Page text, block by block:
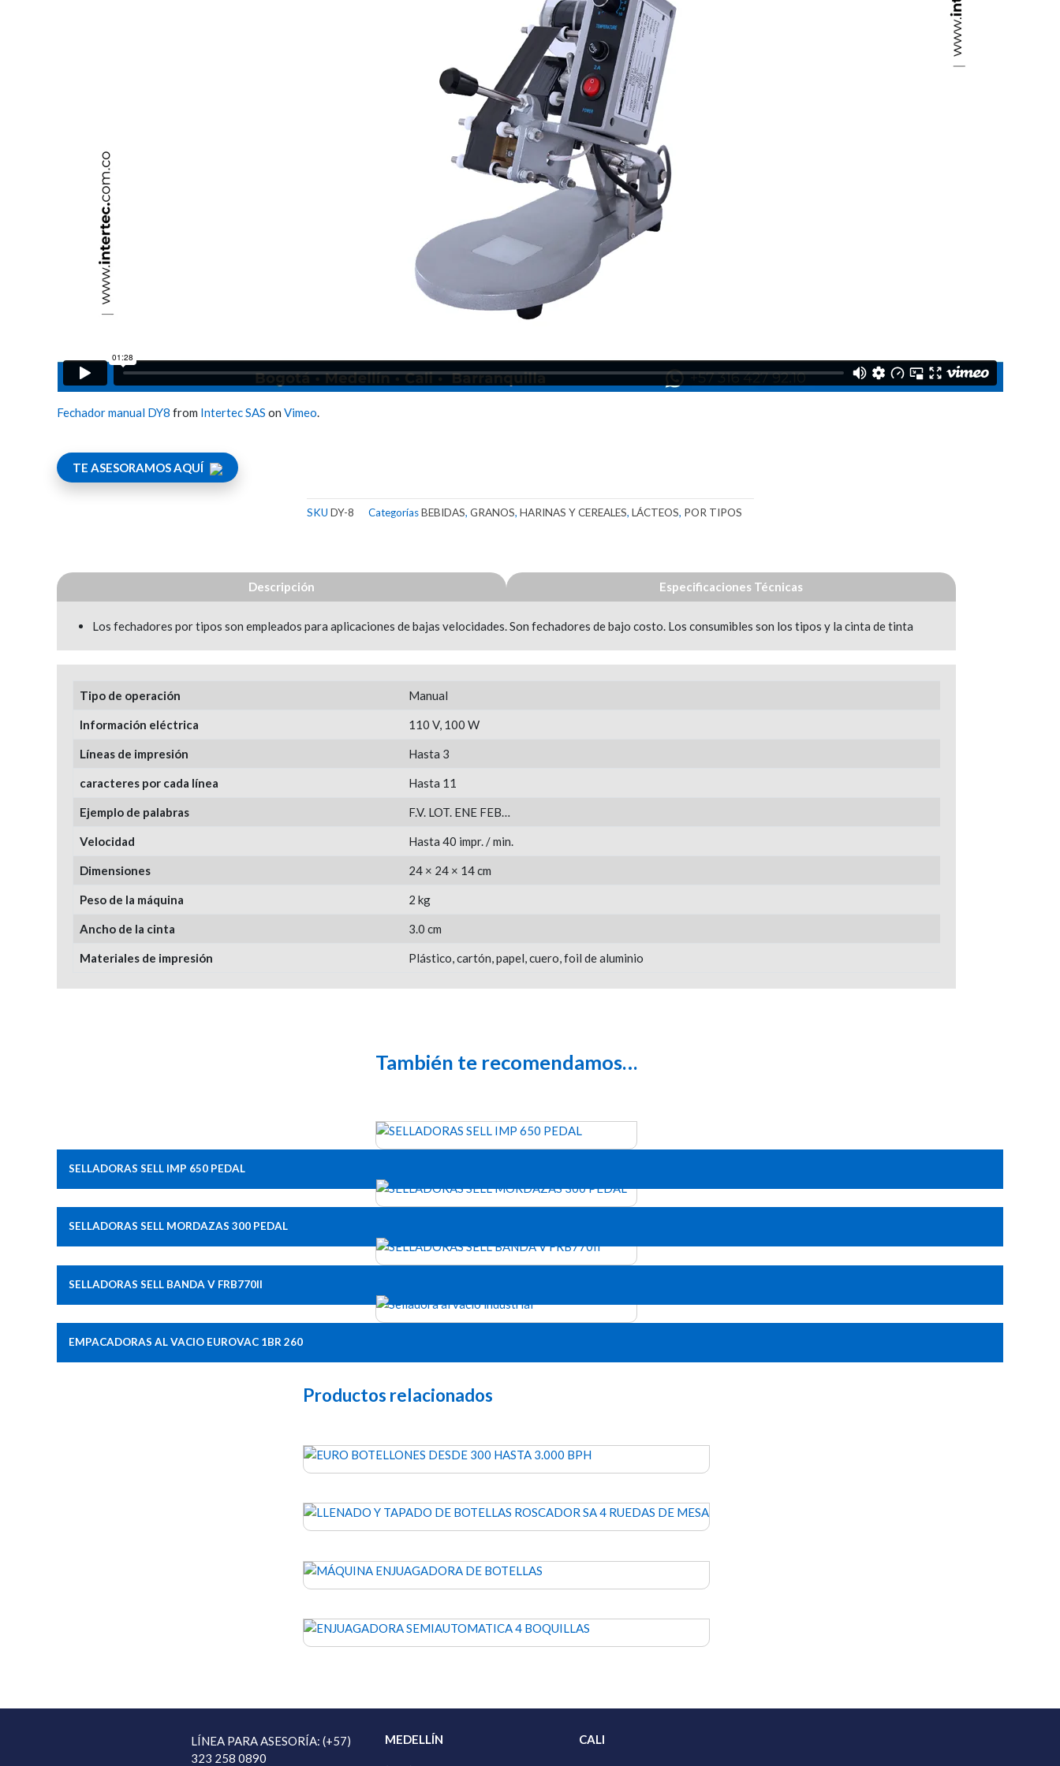
Fechador manual DY8 from Intertec SAS on Vimeo.
TE ASESORAMOS AQUÍ
SKU DY-8 Categorías BEBIDAS, GRANOS, HARINAS Y CEREALES, LÁCTEOS, POR TIPOS
Descripción Especificaciones Técnicas
Los fechadores por tipos son empleados para aplicaciones de bajas velocidades. Son fechadores de bajo costo. Los consumibles son los tipos y la cinta de tinta
Tipo de operación Manual
Información eléctrica 110 V, 100 W
Líneas de impresión Hasta 3
caracteres por cada línea Hasta 11
Ejemplo de palabras F.V. LOT. ENE FEB…
Velocidad Hasta 40 impr. / min.
Dimensiones 24 × 24 × 14 cm
Peso de la máquina 2 kg
Ancho de la cinta 3.0 cm
Materiales de impresión Plástico, cartón, papel, cuero, foil de aluminio
También te recomendamos…
SELLADORAS SELL IMP 650 PEDAL
SELLADORAS SELL MORDAZAS 300 PEDAL
SELLADORAS SELL BANDA V FRB770II
EMPACADORAS AL VACIO EUROVAC 1BR 260
Productos relacionados
LÍNEA PARA ASESORÍA: (+57)
323 258 0890
MEDELLÍN CALI